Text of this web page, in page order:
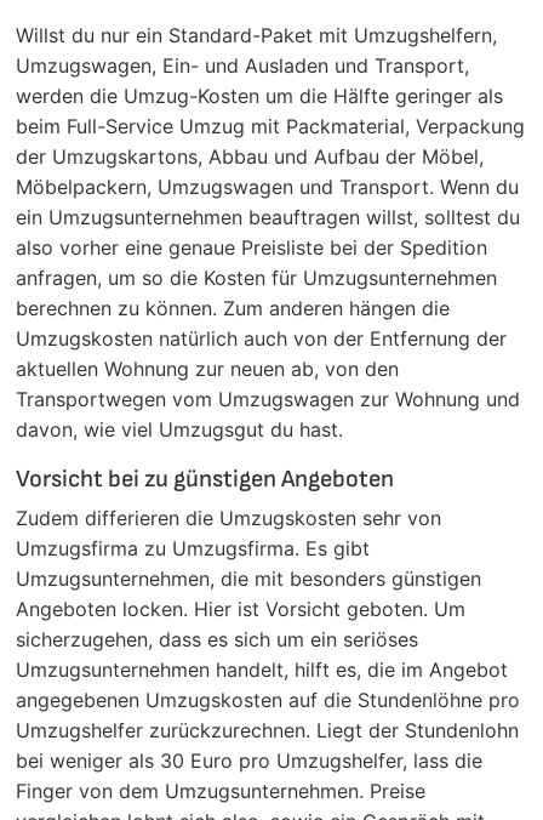
Willst du nur ein Standard-Paket mit Umzugshelfern,
Umzugswagen, Ein- und Ausladen und Transport,
werden die Umzug-Kosten um die Hälfte geringer als
beim Full-Service Umzug mit Packmaterial, Verpackung
der Umzugskartons, Abbau und Aufbau der Möbel,
Möbelpackern, Umzugswagen und Transport. Wenn du
ein Umzugsunternehmen beauftragen willst, solltest du
also vorher eine genaue Preisliste bei der Spedition
anfragen, um so die Kosten für Umzugsunternehmen
berechnen zu können. Zum anderen hängen die
Umzugskosten natürlich auch von der Entfernung der
aktuellen Wohnung zur neuen ab, von den
Transportwegen vom Umzugswagen zur Wohnung und
davon, wie viel Umzugsgut du hast.
Vorsicht bei zu günstigen Angeboten
Zudem differieren die Umzugskosten sehr von
Umzugsfirma zu Umzugsfirma. Es gibt
Umzugsunternehmen, die mit besonders günstigen
Angeboten locken. Hier ist Vorsicht geboten. Um
sicherzugehen, dass es sich um ein seriöses
Umzugsunternehmen handelt, hilft es, die im Angebot
angegebenen Umzugskosten auf die Stundenlöhne pro
Umzugshelfer zurückzurechnen. Liegt der Stundenlohn
bei weniger als 30 Euro pro Umzugshelfer, lass die
Finger von dem Umzugsunternehmen. Preise